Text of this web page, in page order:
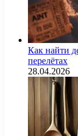
Как найти
перелётах
28.04.2026